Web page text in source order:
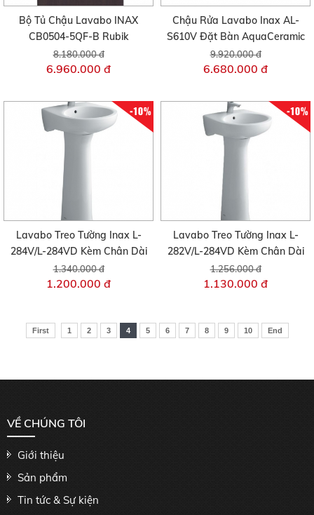
Bộ Tủ Chậu Lavabo INAX
CB0504-5QF-B Rubik
8.180.000 đ
6.960.000 đ
Chậu Rửa Lavabo Inax AL-
S610V Đặt Bàn AquaCeramic
9.920.000 đ
6.680.000 đ
-10%
Lavabo Treo Tường Inax L-
284V/L-284VD Kèm Chân Dài
1.340.000 đ
1.200.000 đ
-10%
Lavabo Treo Tường Inax L-
282V/L-284VD Kèm Chân Dài
1.256.000 đ
1.130.000 đ
First 1 2 3 4 5 6 7 8 9 10 End
VỀ CHÚNG TÔI
Giới thiệu
Sản phẩm
Tin tức & Sự kiện